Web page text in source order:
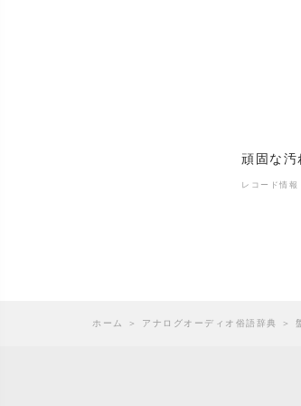
頑固な汚
レコード情
ホーム ＞ アナログオーディオ俗語辞典 ＞